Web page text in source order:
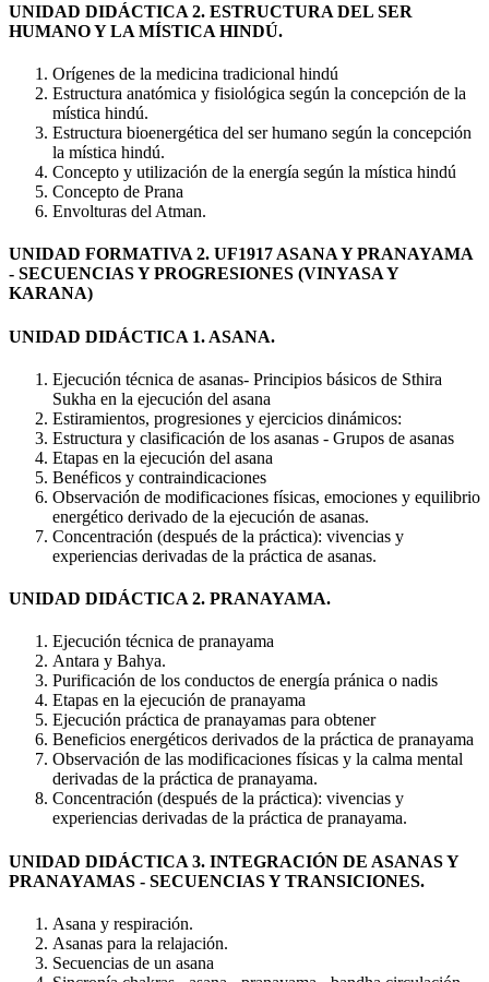
UNIDAD DIDÁCTICA 2. ESTRUCTURA DEL SER
HUMANO Y LA MÍSTICA HINDÚ.
Orígenes de la medicina tradicional hindú
Estructura anatómica y fisiológica según la concepción de la
mística hindú.
Estructura bioenergética del ser humano según la concepción
la mística hindú.
Concepto y utilización de la energía según la mística hindú
Concepto de Prana
Envolturas del Atman.
UNIDAD FORMATIVA 2. UF1917 ASANA Y PRANAYAMA
- SECUENCIAS Y PROGRESIONES (VINYASA Y
KARANA)
UNIDAD DIDÁCTICA 1. ASANA.
Ejecución técnica de asanas- Principios básicos de Sthira
Sukha en la ejecución del asana
Estiramientos, progresiones y ejercicios dinámicos:
Estructura y clasificación de los asanas - Grupos de asanas
Etapas en la ejecución del asana
Benéficos y contraindicaciones
Observación de modificaciones físicas, emociones y equilibrio
energético derivado de la ejecución de asanas.
Concentración (después de la práctica): vivencias y
experiencias derivadas de la práctica de asanas.
UNIDAD DIDÁCTICA 2. PRANAYAMA.
Ejecución técnica de pranayama
Antara y Bahya.
Purificación de los conductos de energía pránica o nadis
Etapas en la ejecución de pranayama
Ejecución práctica de pranayamas para obtener
Beneficios energéticos derivados de la práctica de pranayama
Observación de las modificaciones físicas y la calma mental
derivadas de la práctica de pranayama.
Concentración (después de la práctica): vivencias y
experiencias derivadas de la práctica de pranayama.
UNIDAD DIDÁCTICA 3. INTEGRACIÓN DE ASANAS Y
PRANAYAMAS - SECUENCIAS Y TRANSICIONES.
Asana y respiración.
Asanas para la relajación.
Secuencias de un asana